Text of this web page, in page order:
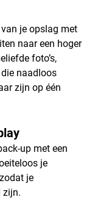
je opslag met
naar een hoger
foto’s,
die naadloos
zijn op één
up met een
je
je
zijn.